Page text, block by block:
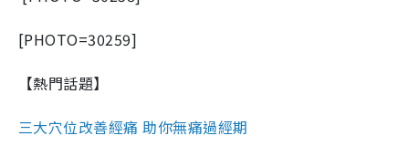
[PHOTO=30259]
【熱門話題】
三大穴位改善經痛 助你無痛過經期